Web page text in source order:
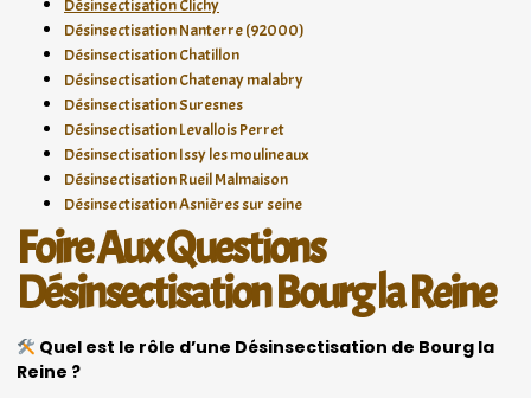
Désinsectisation Clichy
Désinsectisation Nanterre (92000)
Désinsectisation Chatillon
Désinsectisation Chatenay malabry
Désinsectisation Suresnes
Désinsectisation Levallois Perret
Désinsectisation Issy les moulineaux
Désinsectisation Rueil Malmaison
Désinsectisation Asnières sur seine
Foire Aux Questions
Désinsectisation Bourg la Reine
Quel est le rôle d’une Désinsectisation de Bourg la
Reine ?